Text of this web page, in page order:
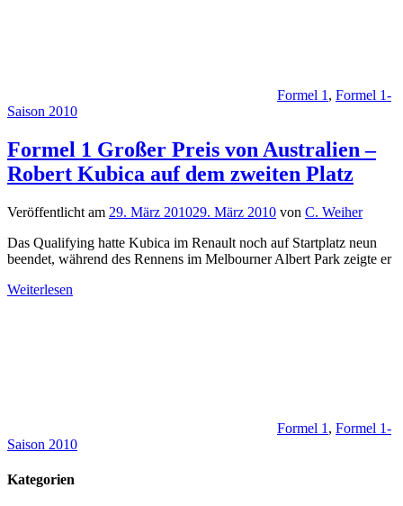
Formel 1 , Formel 1-
Saison 2010
Formel 1 Großer Preis von Australien –
Robert Kubica auf dem zweiten Platz
Veröffentlicht am 29. März 201029. März 2010 von C. Weiher
Das Qualifying hatte Kubica im Renault noch auf Startplatz neun
beendet, während des Rennens im Melbourner Albert Park zeigte er
Weiterlesen
Formel 1 , Formel 1-
Saison 2010
Kategorien